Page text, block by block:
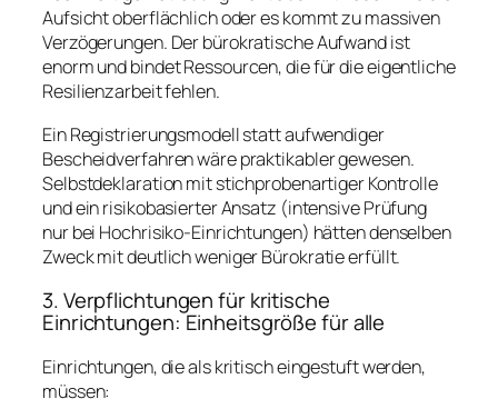
Aufsicht oberflächlich oder es kommt zu massiven
Verzögerungen. Der bürokratische Aufwand ist
enorm und bindet Ressourcen, die für die eigentliche
Resilienzarbeit fehlen.
Ein Registrierungsmodell statt aufwendiger
Bescheidverfahren wäre praktikabler gewesen.
Selbstdeklaration mit stichprobenartiger Kontrolle
und ein risikobasierter Ansatz (intensive Prüfung
nur bei Hochrisiko-Einrichtungen) hätten denselben
Zweck mit deutlich weniger Bürokratie erfüllt.
3. Verpflichtungen für kritische
Einrichtungen: Einheitsgröße für alle
Einrichtungen, die als kritisch eingestuft werden,
müssen: